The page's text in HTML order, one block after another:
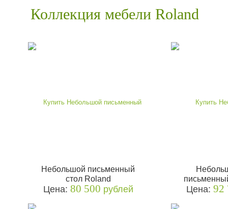
Коллекция мебели Roland
Небольшой письменный
стол Roland
Цена: 80 500 рублей Цена: 92